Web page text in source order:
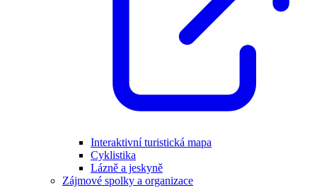
Interaktivní turistická mapa
Cyklistika
Lázně a jeskyně
Zájmové spolky a organizace